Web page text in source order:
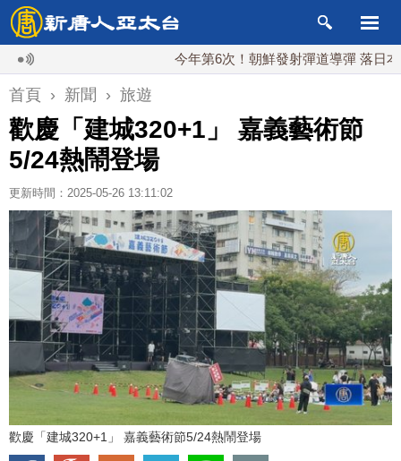
今年第6次！朝鮮發射彈道導彈 落日本EEZ外
首頁 › 新聞 › 旅遊
歡慶「建城320+1」 嘉義藝術節
5/24熱鬧登場
更新時間：2025-05-26 13:11:02
歡慶「建城320+1」 嘉義藝術節5/24熱鬧登場